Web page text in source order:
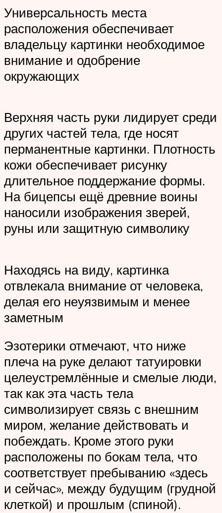
Универсальность места
расположения обеспечивает
владельцу картинки необходимое
внимание и одобрение
окружающих
Верхняя часть руки лидирует среди
других частей тела, где носят
перманентные картинки. Плотность
кожи обеспечивает рисунку
длительное поддержание формы.
На бицепсы ещё древние воины
наносили изображения зверей,
руны или защитную символику
Находясь на виду, картинка
отвлекала внимание от человека,
делая его неуязвимым и менее
заметным
Эзотерики отмечают, что ниже
плеча на руке делают татуировки
целеустремлённые и смелые люди,
так как эта часть тела
символизирует связь с внешним
миром, желание действовать и
побеждать. Кроме этого руки
расположены по бокам тела, что
соответствует пребыванию «здесь
и сейчас», между будущим (грудной
клеткой) и прошлым (спиной).